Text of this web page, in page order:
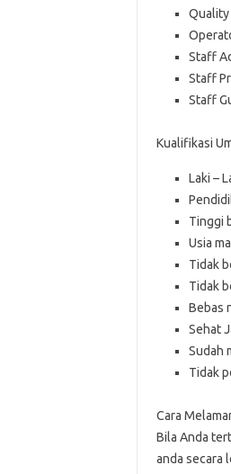
Staff
Staff
Staff
Kualifikasi
Laki –
Tinggi
Usia
Tidak
Tidak
Bebas
Sehat
Sudah
Tidak
Cara
Bila Anda
anda secara